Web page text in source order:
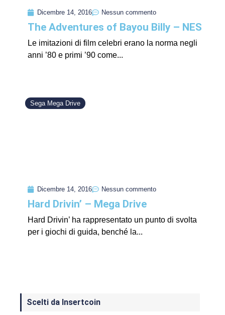
Dicembre 14, 2016 Nessun commento
The Adventures of Bayou Billy – NES
Le imitazioni di film celebri erano la norma negli
anni ’80 e primi ’90 come...
Sega Mega Drive
Dicembre 14, 2016 Nessun commento
Hard Drivin’ – Mega Drive
Hard Drivin’ ha rappresentato un punto di svolta
per i giochi di guida, benché la...
Scelti da Insertcoin